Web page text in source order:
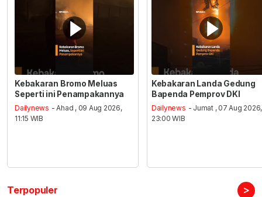
Kebakaran Bromo Meluas
Seperti ini Penampakannya
Dailynews - Ahad , 09 Aug 2026,
11:15 WIB
Kebakaran Landa Gedung
Bapenda Pemprov DKI
Dailynews - Jumat , 07 Aug 2026,
23:00 WIB
Terpopuler >